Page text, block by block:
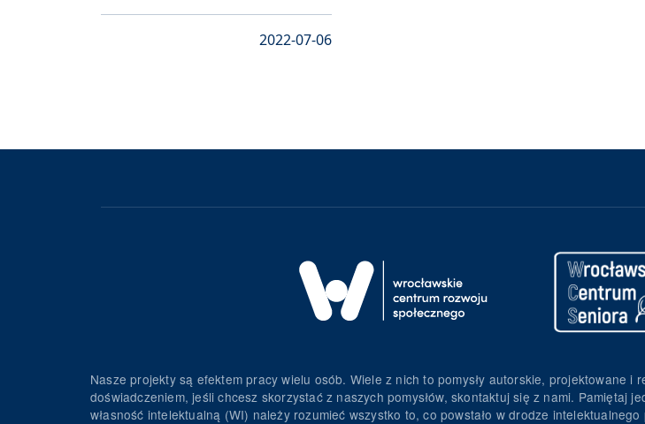
2022-07-06
Nasze projekty są efektem pracy wielu osób. Wiele z nich to pomysły autorskie, projektowane
doświadczeniem, jeśli chcesz skorzystać z naszych pomysłów, skontaktuj się z nami. Pamiętaj
własność intelektualną (WI) należy rozumieć wszystko to, co powstało w drodze